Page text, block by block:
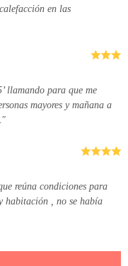
en las
llamando para que me
mayores y mañana a
reúna condiciones para
habitación , no se había